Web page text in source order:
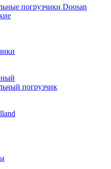
погрузчики Doosan
погрузчик